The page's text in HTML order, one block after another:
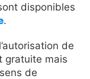
disponibles
.
de
gratuite mais
de